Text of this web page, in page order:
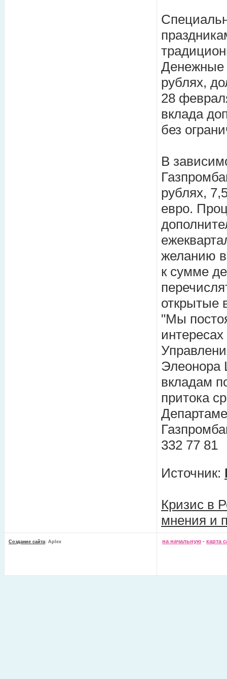
Денежные
рублях,
28
вклада
без
В
рублях,
евро.
желанию
к сумме
открытые
"Мы
Элеонора
вкладам
притока
332 77 81
Источник:
Кризис в
мнения и
Создание сайта: Aplex на начальную - карта